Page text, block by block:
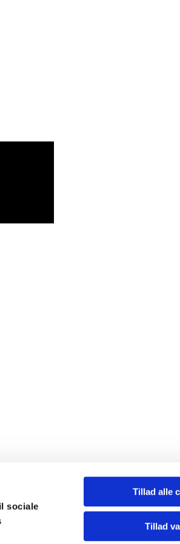
sociale
Tillad alle
Tillad